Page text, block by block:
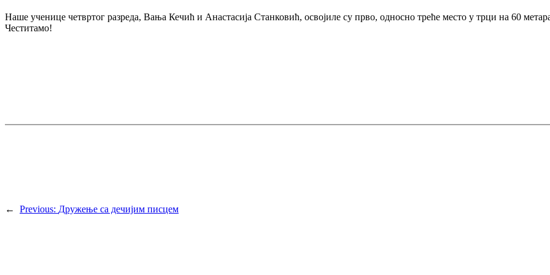
Наше ученице четвртог разреда, Вања Кечић и Анастасија Станковић, освојиле су прво, односно треће место у трци на 60
Честитамо!
← Previous: Дружење са дечијим писцем